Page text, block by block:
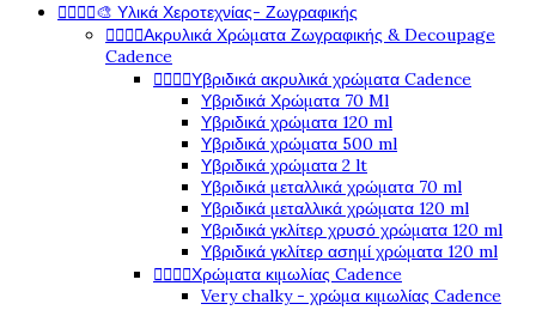
🎨 Υλικά Χεροτεχνίας- Ζωγραφικής
Ακρυλικά Χρώματα Ζωγραφικής & Decoupage
Cadence
Υβριδικά ακρυλικά χρώματα Cadence
Υβριδικά Χρώματα 70 Ml
Υβριδικά χρώματα 120 ml
Υβριδικά χρώματα 500 ml
Υβριδικά χρώματα 2 lt
Υβριδικά μεταλλικά χρώματα 70 ml
Υβριδικά μεταλλικά χρώματα 120 ml
Υβριδικά γκλίτερ χρυσό χρώματα 120 ml
Υβριδικά γκλίτερ ασημί χρώματα 120 ml
Χρώματα κιμωλίας Cadence
Very chalky - χρώμα κιμωλίας Cadence